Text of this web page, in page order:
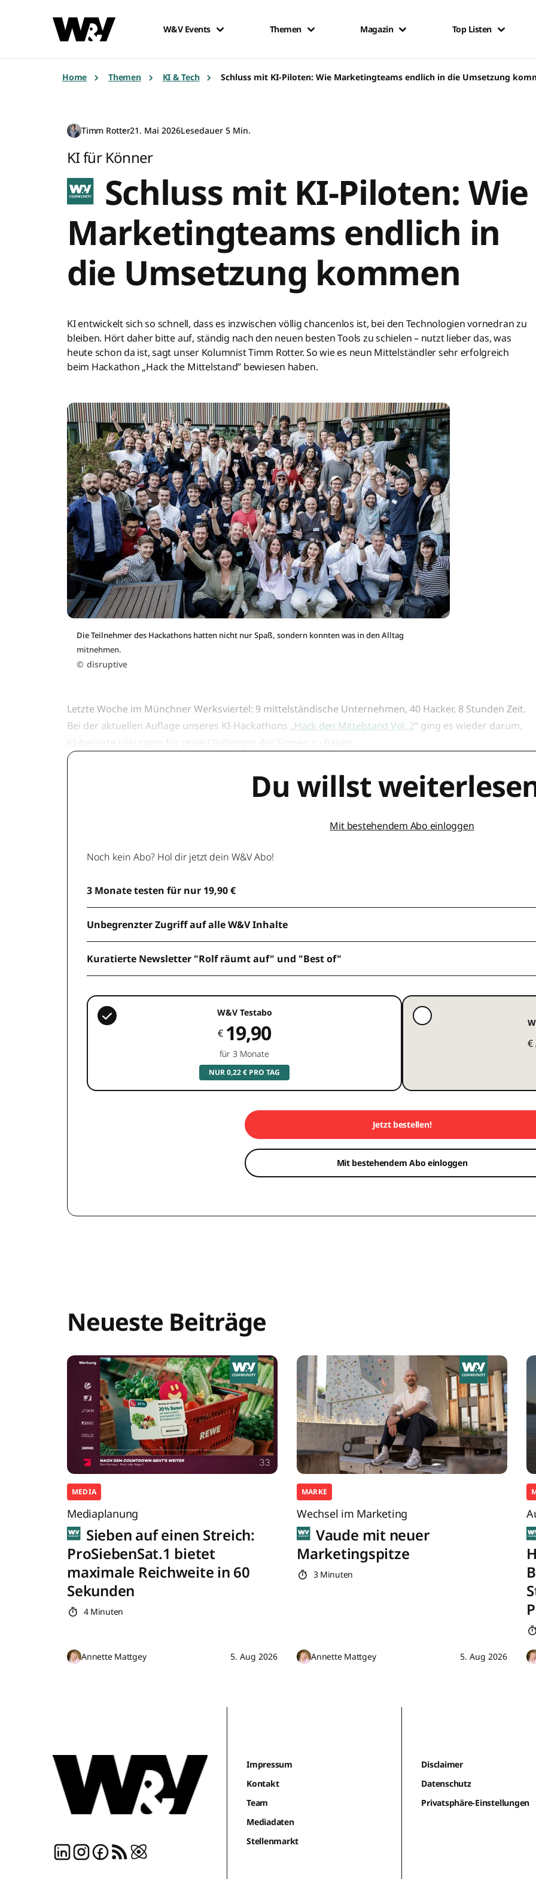
W&V Events Themen Magazin Top Listen
Home Themen KI & Tech Schluss mit KI-Piloten: Wie Marketingteams endlich in die Umsetzung
Timm Rotter21. Mai 2026Lesedauer 5 Min.
KI für Könner
Schluss mit KI-Piloten: Wie
Marketingteams endlich in
die Umsetzung kommen
KI entwickelt sich so schnell, dass es inzwischen völlig chancenlos ist, bei den Technologien vornedran zu
bleiben. Hört daher bitte auf, ständig nach den neuen besten Tools zu schielen – nutzt lieber das, was
heute schon da ist, sagt unser Kolumnist Timm Rotter. So wie es neun Mittelständler sehr erfolgreich
beim Hackathon „Hack the Mittelstand” bewiesen haben.
Die Teilnehmer des Hackathons hatten nicht nur Spaß, sondern konnten was in den Alltag
mitnehmen.
© disruptive
Letzte Woche im Münchner Werksviertel: 9 mittelständische Unternehmen, 40 Hacker, 8 Stunden Zeit.
Bei der aktuellen Auflage unseres KI-Hackathons „Hack den Mittelstand Vol. 2“ ging es wieder darum,
Du willst
Mit bestehendem Abo einloggen
Noch kein Abo? Hol dir jetzt dein W&V Abo!
3 Monate testen für nur 19,90 €
Unbegrenzter Zugriff auf alle W&V Inhalte
Kuratierte Newsletter "Rolf räumt auf" und "Best of"
W&V Testabo
€ 19,90
für 3 Monate
NUR 0,22 € PRO TAG
€
Jetzt bestellen!
Mit bestehendem Abo einloggen
Neueste Beiträge
MEDIA
Mediaplanung
Sieben auf einen Streich:
ProSiebenSat.1 bietet
maximale Reichweite in 60
Sekunden
4 Minuten
Annette Mattgey 5. Aug 2026
MARKE
Wechsel im Marketing
Vaude mit neuer
Marketingspitze
3 Minuten
Annette Mattgey 5. Aug 2026
Impressum
Kontakt
Team
Mediadaten
Stellenmarkt
Disclaimer
Datenschutz
Privatsphäre-Einstellungen